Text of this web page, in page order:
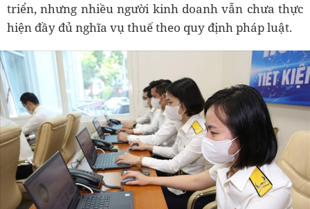
triển, nhưng nhiều người kinh doanh vẫn chưa thực
hiện đầy đủ nghĩa vụ thuế theo quy định pháp luật.